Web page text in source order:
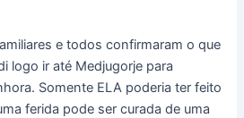
e todos confirmaram o que
logo ir até Medjugorje para
Somente ELA poderia ter feito
ferida pode ser curada de uma